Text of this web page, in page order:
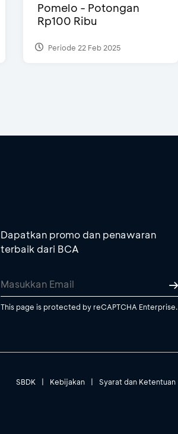
Pomelo - Potongan
Rp100 Ribu
Periode 22 Feb 2025
Dapatkan promo dan penawaran
terbaik dari BCA
This page is protected by reCAPTCHA Enterprise.
SBDK | Kebijakan | Syarat dan Ketentuan